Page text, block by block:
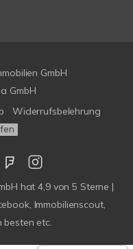
GmbH
GmbH
Widerrufsbelehrung
hat4,9von5 Sterne |
Immobilienscout,
besten etc.